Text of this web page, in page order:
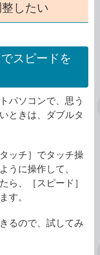
したい
スピードを
パソコンで、思う
ときは、ダブルタ
ッチ］でタッチ操
うに操作して、
ら、［スピード］
す。
るので、試してみ